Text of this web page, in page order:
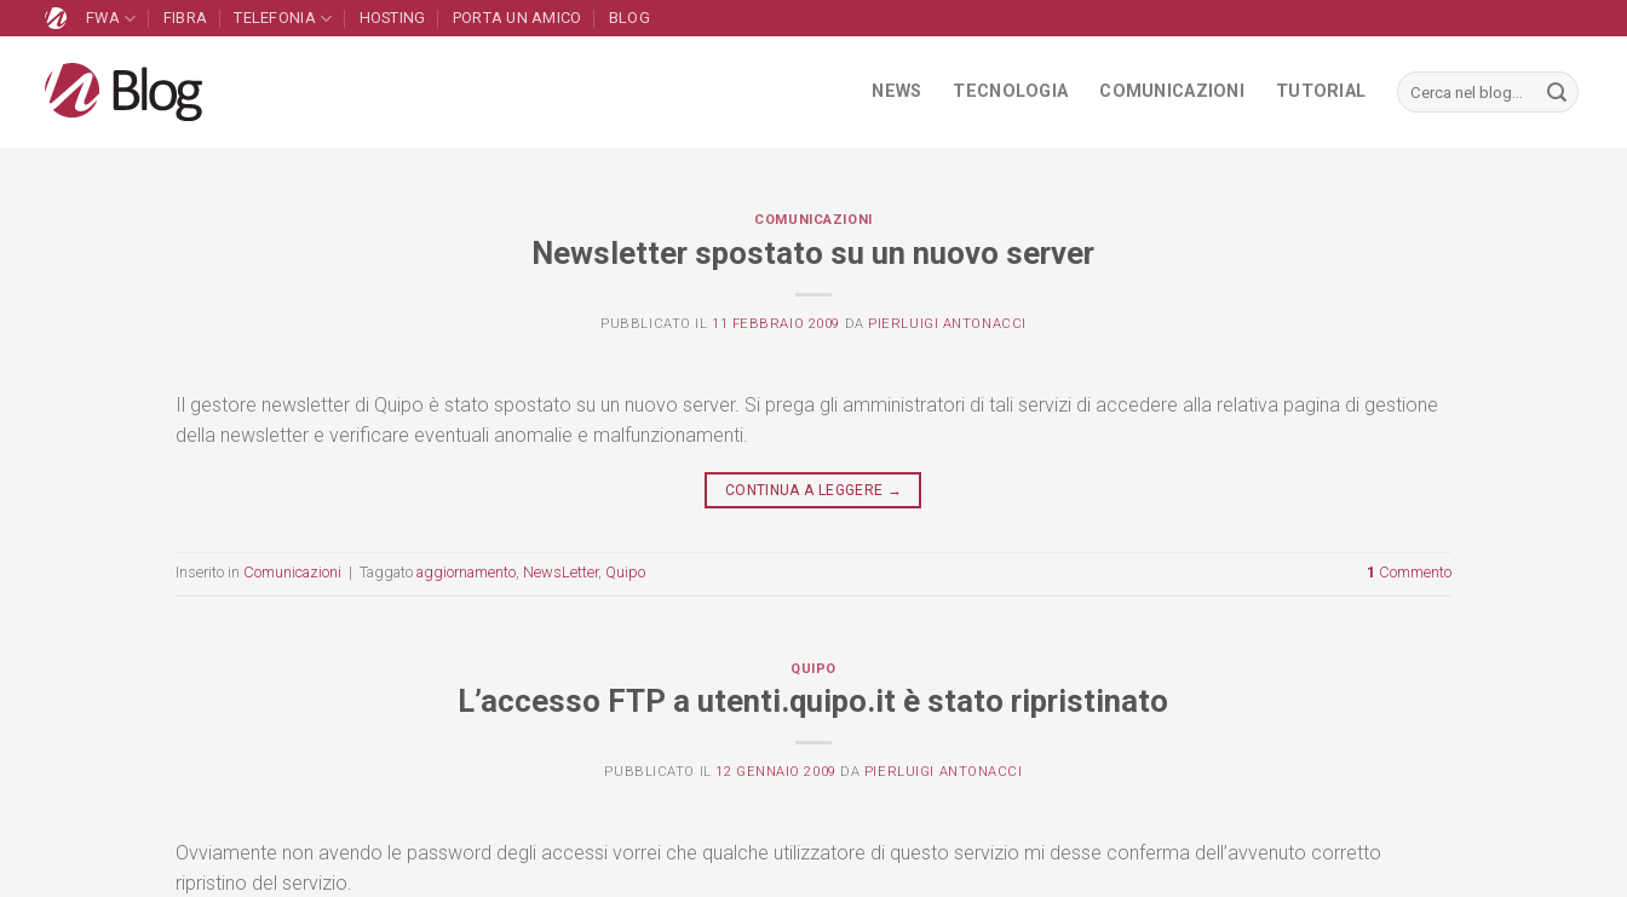
ai
contenuti
FWA FIBRA TELEFONIA HOSTING PORTA UN AMICO BLOG
NEWS TECNOLOGIA COMUNICAZIONI TUTORIAL
COMUNICAZIONI
Newsletter spostato su un nuovo server
PUBBLICATO IL 11 FEBBRAIO 2009 DA PIERLUIGI ANTONACCI
Il gestore newsletter di Quipo è stato spostato su un nuovo server. Si prega gli amministratori di tali servizi di accedere alla relativa pagina di gestione
della newsletter e verificare eventuali anomalie e malfunzionamenti.
CONTINUA A LEGGERE →
Inserito in Comunicazioni | Taggatoaggiornamento NewsLetter, Quipo 1 Commento
QUIPO
L’accesso FTP a utenti.quipo.it è stato ripristinato
PUBBLICATO IL 12 GENNAIO 2009 DA PIERLUIGI ANTONACCI
Ovviamente non avendo le password degli accessi vorrei che qualche utilizzatore di questo servizio mi desse conferma dell’avvenuto corretto
ripristino del servizio.